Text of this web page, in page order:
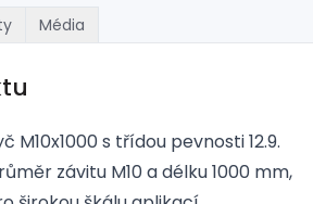
Média
M10x1000 s třídou pevnosti 12.9.
závitu M10 a délku 1000 mm,